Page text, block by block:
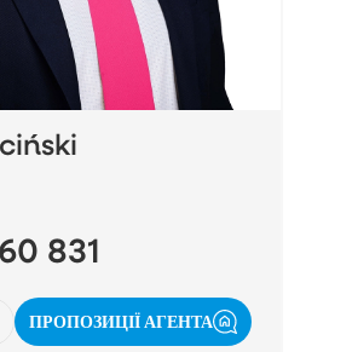
831
ПРОПОЗИЦІЇ АГЕНТА